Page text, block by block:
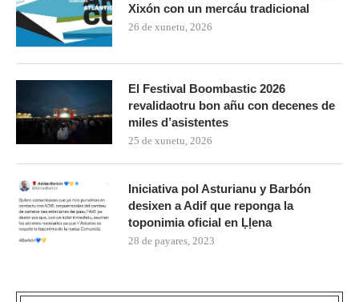
Xixón con un mercáu tradicional
26 de xunetu, 2026
El Festival Boombastic 2026
revalidaotru bon añu con decenes de
miles d’asistentes
25 de xunetu, 2026
Iniciativa pol Asturianu y Barbón
desixen a Adif que reponga la
toponimia oficial en Ḷḷena
28 de payares, 2023